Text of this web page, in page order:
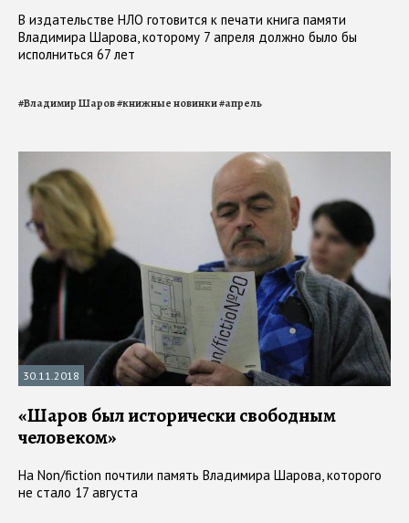
В издательстве НЛО готовится к печати книга памяти
Владимира Шарова, которому 7 апреля должно было бы
исполниться 67 лет
#Владимир Шаров#книжные новинки#апрель
30.11.2018
«Шаров был исторически свободным
человеком»
На Non/fiction почтили память Владимира Шарова, которого
не стало 17 августа